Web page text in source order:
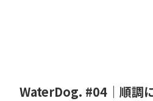
WaterDog. #04｜順調